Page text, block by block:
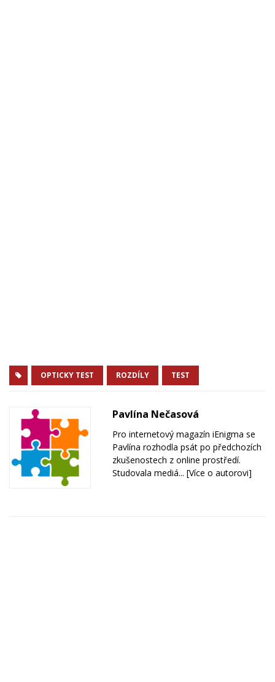
OPTICKY TEST ROZDÍLY TEST
Pavlína Nečasová
Pro internetový magazín iEnigma se
Pavlína rozhodla psát po předchozích
zkušenostech z online prostředí.
Studovala mediá... [Více o autorovi]